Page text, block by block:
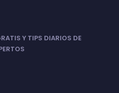
Y TIPS DIARIOS DE